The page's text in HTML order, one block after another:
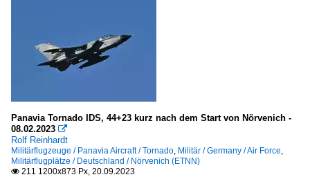
Panavia Tornado IDS, 44+23 kurz nach dem Start von Nörvenich -
08.02.2023 
Rolf Reinhardt
Militärflugzeuge / Panavia Aircraft / Tornado Militär / Germany / Air Force
Militärflugplätze / Deutschland / Nörvenich (ETNN)
 211 1200x873 Px, 20.09.2023